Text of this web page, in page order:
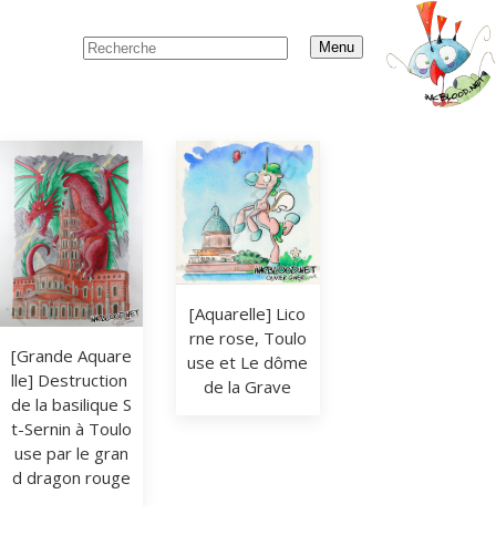
Menu
[Grande Aquare
lle] Destruction
de la basilique S
t-Sernin à Toulo
use par le gran
d dragon rouge
[Aquarelle] Lico
rne rose, Toulo
use et Le dôme
de la Grave